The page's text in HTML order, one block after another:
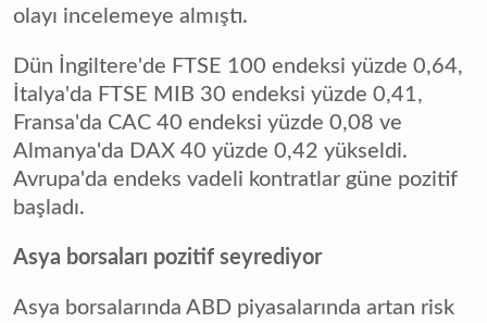
olayı incelemeye almıştı.
Dün İngiltere'de FTSE 100 endeksi yüzde 0,64,
İtalya'da FTSE MIB 30 endeksi yüzde 0,41,
Fransa'da CAC 40 endeksi yüzde 0,08 ve
Almanya'da DAX 40 yüzde 0,42 yükseldi.
Avrupa'da endeks vadeli kontratlar güne pozitif
başladı.
Asya borsaları pozitif seyrediyor
Asya borsalarında ABD piyasalarında artan risk